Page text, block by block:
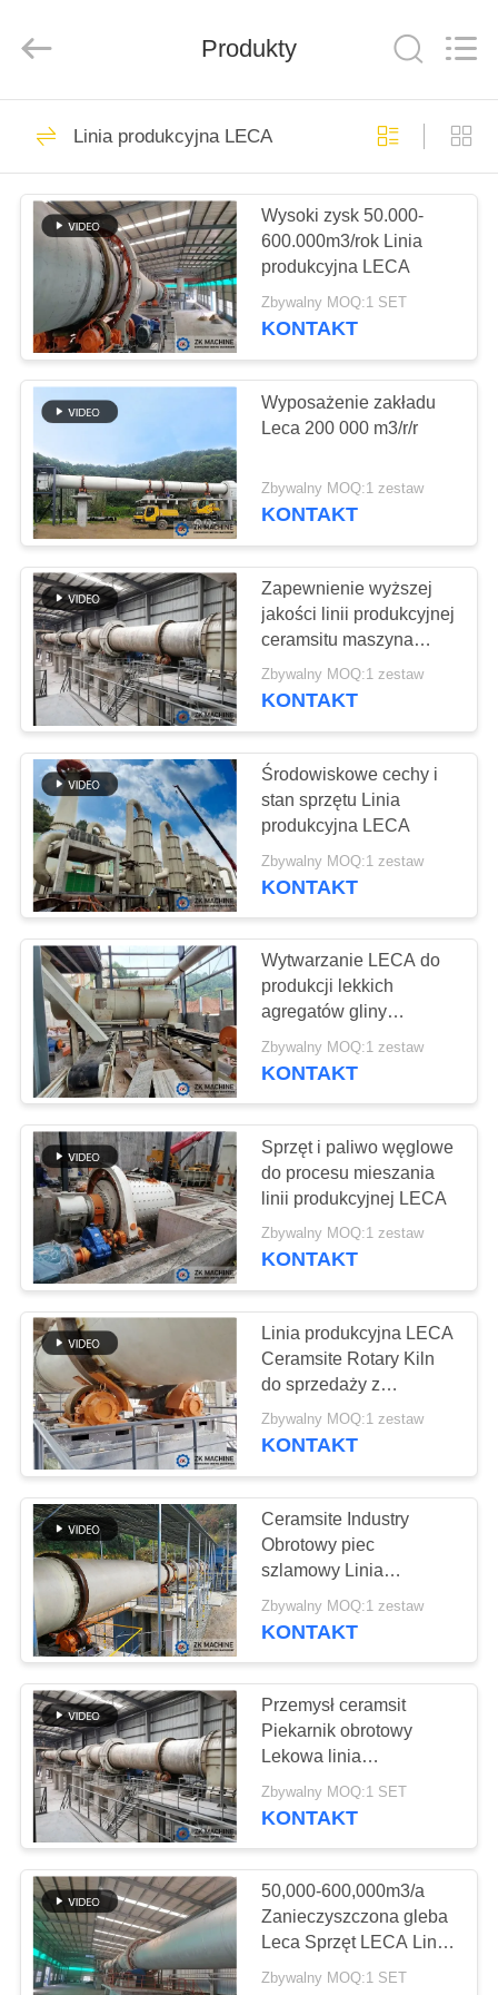
DOM
PRODUKTY
FILMY
POKAZ
VR
NAS
WYCIECZKA
PO
FABRYCE
KONTROLA
JAKOŚCI
SKONTAKTUJ
SIĘ
NAMI
AKTUALNOŚCI
POPROSIĆ
WYCENĘ
SITEMAP
POLITYKA
PRYWATNOŚCI
Rights
Reserved.
ECER
Linia produkcyjna
LECA
Aktywna linia do
produkcji wapna
57
Linia produkcyjna
magnezu
Młynek kulowy
Sprzęt do granulacji
Sprzęt do kalcynacji
119
Kruszarka do młyna
kulowego
Ciągły młyn kulowy
Produkty
Linia produkcyjna LECA
Wysoki zysk 50.000-
600.000m3/rok Linia
produkcyjna LECA
Zbywalny MOQ:1 SET
KONTAKT
Wyposażenie zakładu
Leca 200 000 m3/r/r
Zbywalny MOQ:1 zestaw
KONTAKT
Zapewnienie wyższej
jakości linii produkcyjnej
ceramsitu maszyna
LECA
Zbywalny MOQ:1 zestaw
KONTAKT
Środowiskowe cechy i
stan sprzętu Linia
produkcyjna LECA
Zbywalny MOQ:1 zestaw
KONTAKT
Wytwarzanie LECA do
produkcji lekkich
agregatów gliny
rozszerzonej
wykonanych z surowca
Zbywalny MOQ:1 zestaw
KONTAKT
Sprzęt i paliwo węglowe
do procesu mieszania
linii produkcyjnej LECA
Zbywalny MOQ:1 zestaw
KONTAKT
Linia produkcyjna LECA
Ceramsite Rotary Kiln
do sprzedaży z
częściami zamiennymi
Zbywalny MOQ:1 zestaw
KONTAKT
Ceramsite Industry
Obrotowy piec
szlamowy Linia
produkcyjna LECA
Zbywalny MOQ:1 zestaw
KONTAKT
Przemysł ceramsit
Piekarnik obrotowy
Lekowa linia
produkcyjna agregatów
gliny
Zbywalny MOQ:1 SET
KONTAKT
50,000-600,000m3/a
Zanieczyszczona gleba
Leca Sprzęt LECA Linia
produkcyjna
Zbywalny MOQ:1 SET